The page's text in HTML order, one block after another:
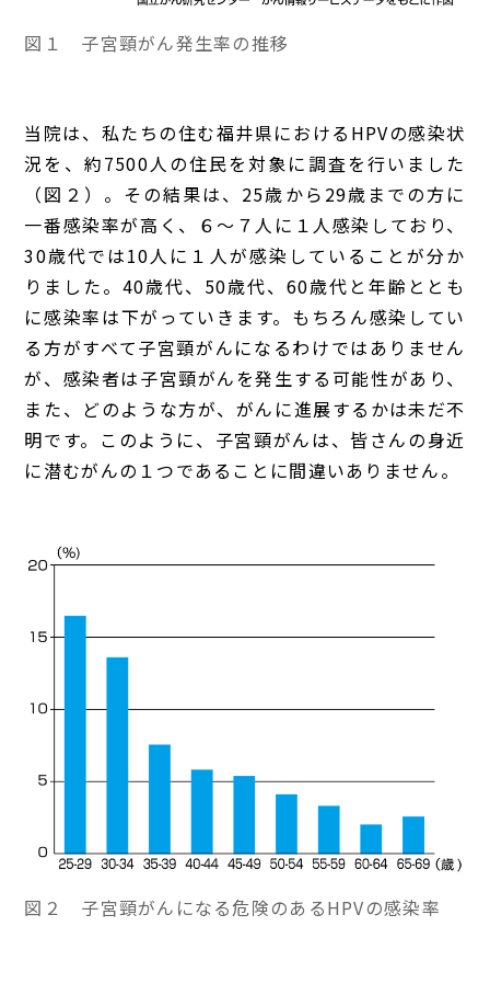
図１ 子宮頸がん発生率の推移
当院は、私たちの住む福井県におけるHPVの感染状
況を、約7500人の住民を対象に調査を行いました
（図２）。その結果は、25歳から29歳までの方に
一番感染率が高く、６～７人に１人感染しており、
30歳代では10人に１人が感染していることが分か
りました。40歳代、50歳代、60歳代と年齢ととも
に感染率は下がっていきます。もちろん感染してい
る方がすべて子宮頸がんになるわけではありません
が、感染者は子宮頸がんを発生する可能性があり、
また、どのような方が、がんに進展するかは未だ不
明です。このように、子宮頸がんは、皆さんの身近
に潜むがんの１つであることに間違いありません。
図２ 子宮頸がんになる危険のあるHPVの感染率